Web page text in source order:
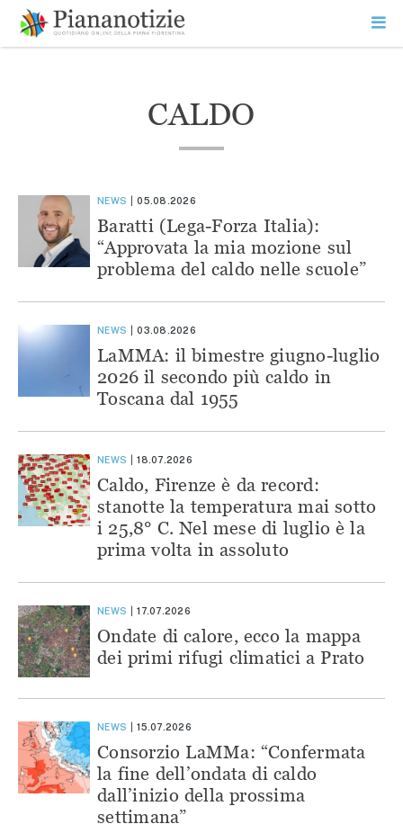
contenuto
SEARCH
CALDO
NEWS 05.08.2026
Baratti (Lega-Forza Italia):
“Approvata la mia mozione sul
problema del caldo nelle scuole”
NEWS 03.08.2026
LaMMA: il bimestre giugno-luglio
2026 il secondo più caldo in
Toscana dal 1955
NEWS 18.07.2026
Caldo, Firenze è da record:
stanotte la temperatura mai sotto
i 25,8° C. Nel mese di luglio è la
prima volta in assoluto
NEWS 17.07.2026
Ondate di calore, ecco la mappa
dei primi rifugi climatici a Prato
NEWS 15.07.2026
Consorzio LaMMa: “Confermata
la fine dell’ondata di caldo
dall’inizio della prossima
settimana”